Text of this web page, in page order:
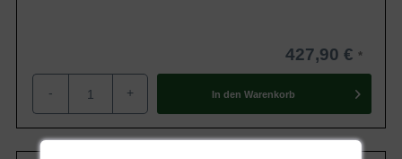
427,90 €
- + In den Warenkorb